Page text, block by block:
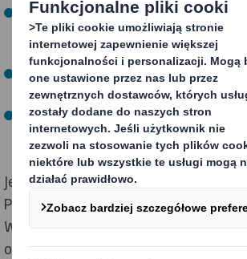
Zastępowanie tworzyw sztucznych
projektowe zastępujące
sztuczne
Ponowne wykorzystanie:
wykorzystania poprzez nowe
Zamykanie obiegu : Opracowywanie
gospodarki o obiegu zamkniętym
Jeśli chcesz dowiedzieć się więcej o
Projektowania dla Obiegu
Wskaźnikach Projektowania dla
o tym, jak możemy pomóc Ci